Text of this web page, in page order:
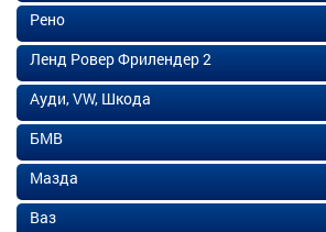
Рено
Ленд Ровер Фрилендер 2
Ауди, VW, Шкода
БМВ
Мазда
Ваз